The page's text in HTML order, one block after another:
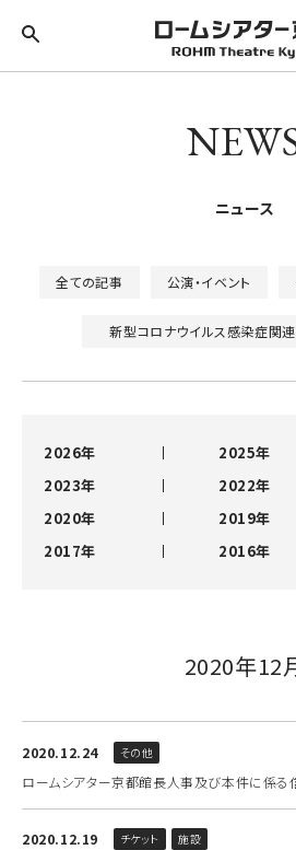
ニュース
全ての記事 公演・イベント
新型コロナウイルス感染症関連
2026年 2025年
2023年
2022年
2020年
2019年
2017年
2016年
2020年12
2020.12.24 その他
ロームシアター京都館長人事及び本件に係
2020.12.19 チケット 施設